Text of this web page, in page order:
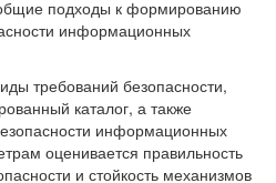
подходы к формированию
информационных
требований безопасности,
каталог, а также
информационных
оценивается правильность
и стойкость механизмов